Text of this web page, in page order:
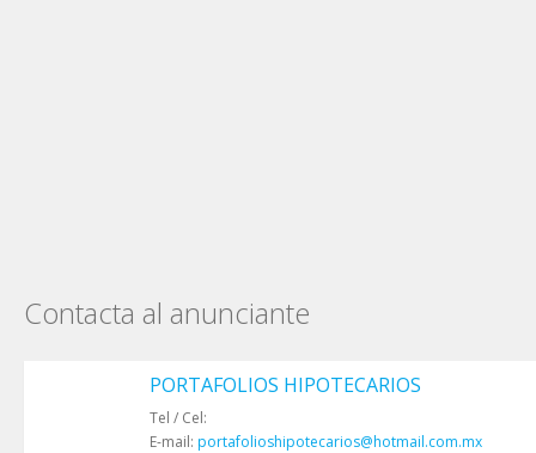
Contacta al anunciante
PORTAFOLIOS HIPOTECARIOS
Tel / Cel:
E-mail: portafolioshipotecarios@hotmail.com.mx